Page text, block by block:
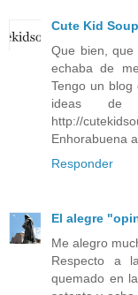
Cute Kid Soup
Que bien,
echaba de
Tengo un
ideas de
http://
Enhorabuena
Responder
El alegre
Me alegro
Respecto a
quemado en